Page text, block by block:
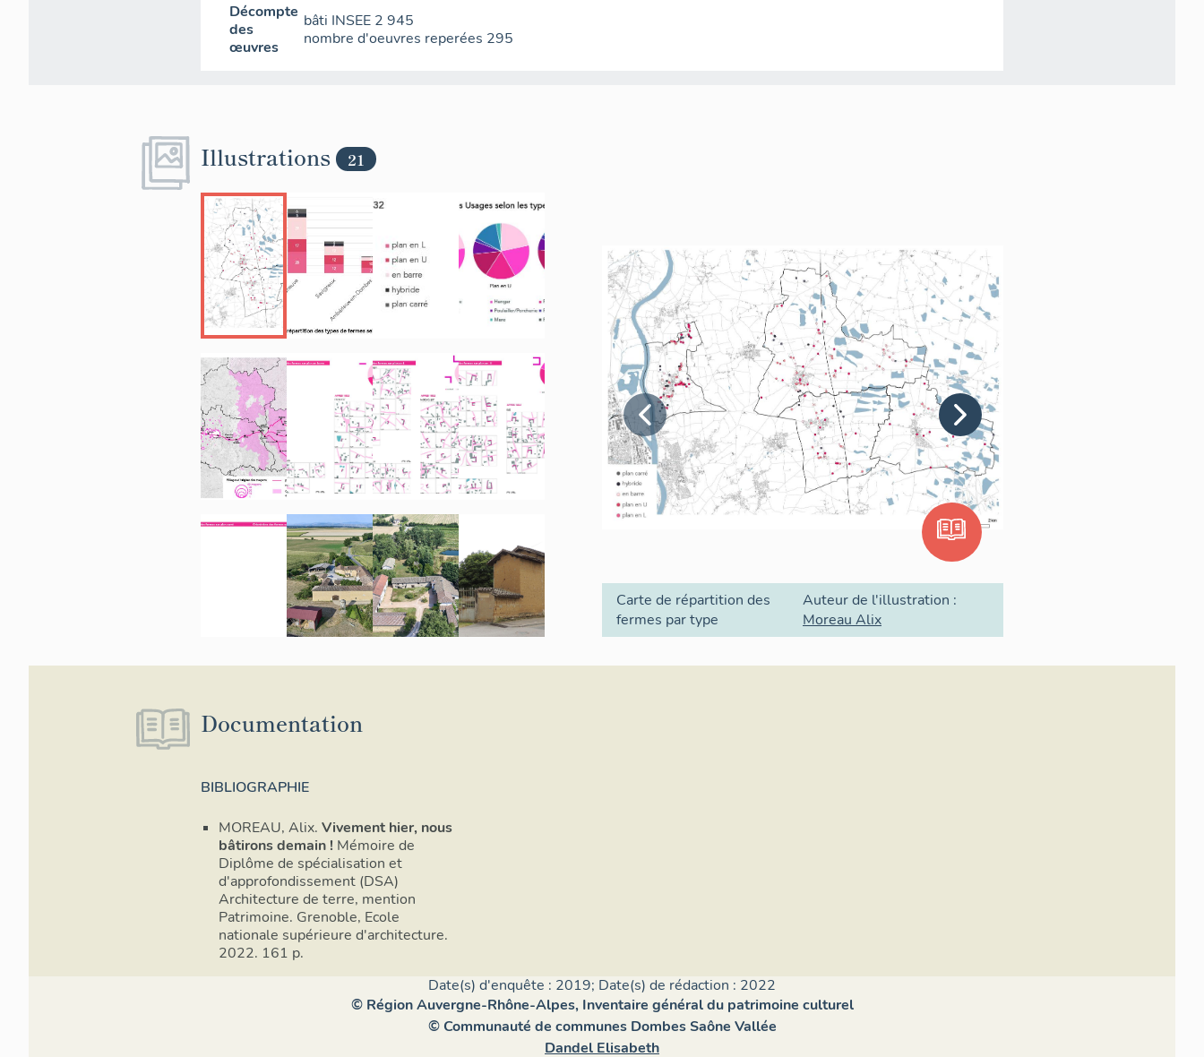
Décompte
des
œuvres
bâti INSEE 2 945
nombre d'oeuvres reperées 295
Illustrations 21
Carte de répartition des
fermes par type
Auteur de l'illustration :
Moreau Alix
Documentation
BIBLIOGRAPHIE
MOREAU, Alix. Vivement hier, nous
bâtirons demain ! Mémoire de
Diplôme de spécialisation et
d'approfondissement (DSA)
Architecture de terre, mention
Patrimoine. Grenoble, Ecole
nationale supérieure d'architecture.
2022. 161 p.
Date(s) d'enquête : 2019; Date(s) de rédaction : 2022
© Région Auvergne-Rhône-Alpes, Inventaire général du patrimoine culturel
© Communauté de communes Dombes Saône Vallée
Dandel Elisabeth